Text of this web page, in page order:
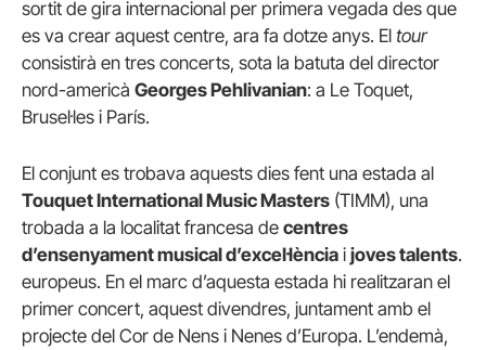
sortit de gira internacional per primera vegada des que
es va crear aquest centre, ara fa dotze anys. El tour
consistirà en tres concerts, sota la batuta del director
nord-americà Georges Pehlivanian: a Le Toquet,
Brusel·les i París.
El conjunt es trobava aquests dies fent una estada al
Touquet International Music Masters (TIMM), una
trobada a la localitat francesa de centres
d’ensenyament musical d’excel·lència i joves talents.
europeus. En el marc d’aquesta estada hi realitzaran el
primer concert, aquest divendres, juntament amb el
projecte del Cor de Nens i Nenes d’Europa. L’endemà,